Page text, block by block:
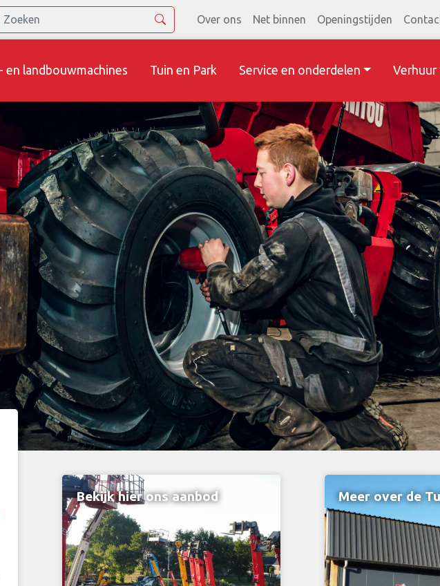
Over ons Net binnen Openingstijden
en landbouwmachines Tuin en Park Service en onderdelen Verhuur
Bekijk hier ons aanbod Meer over de